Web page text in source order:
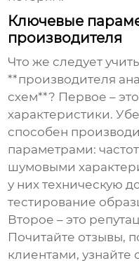
Ключевые
производителя
Что же следует
**производителя
схем**? Первое –
характеристики.
способен
параметрами:
шумовыми
у них техническую
тестирование
Второе – это
Почитайте отзывы,
клиентами, узнайте